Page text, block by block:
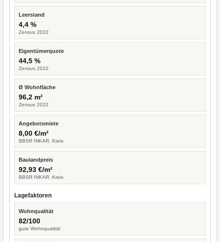
Leerstand
4,4 %
Zensus 2022
Eigentümerquote
44,5 %
Zensus 2022
Ø Wohnfläche
96,2 m²
Zensus 2022
Angebotsmiete
8,00 €/m²
BBSR INKAR, Kreis
Baulandpreis
92,93 €/m²
BBSR INKAR, Kreis
Lagefaktoren
Wohnqualität
82/100
gute Wohnqualität